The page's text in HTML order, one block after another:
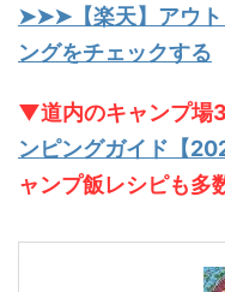
➤➤➤【楽天】アウト
ングをチェックする
▼道内のキャンプ場
ンピングガイド【
ャンプ飯レシピも多